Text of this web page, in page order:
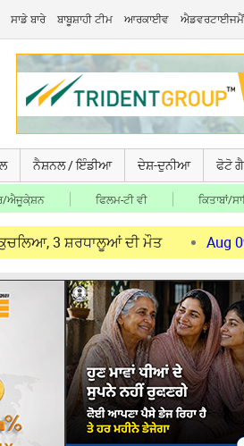
ਸਾਡੇ ਬਾਰੇ ਬਾਬੂਸ਼ਾਹੀ ਟੀਮ ਆਰਕਾਈਵ
ਨੈਸ਼ਨਲ / ਇੰਡੀਆ ਦੇਸ਼-ਦੁਨੀਆ ਫੋਟੋ
ਐਜੂਕੇ਼ਸ਼ਨ ਫਿਲਮ-ਟੀ ਵੀ ਕਿਤਾਬਾਂ/
ਦੀ ਮੌਤ Aug 09, 2026